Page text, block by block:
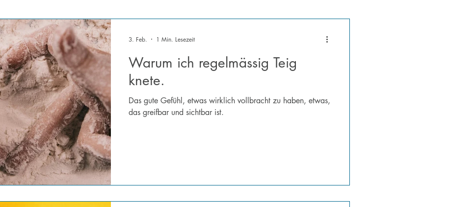
Warum ich regelmässig Teig
knete.
Das gute Gefühl, etwas wirklich vollbracht zu haben, etwas,
das greifbar und sichtbar ist.
3. Feb. 1 Min. Lesezeit